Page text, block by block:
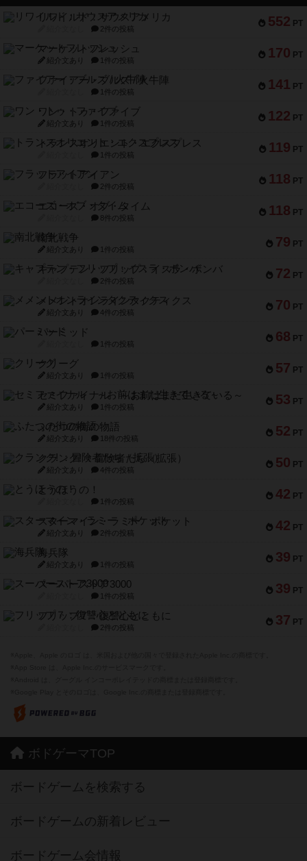
552 PT
リワイルド：サウスアメリカ
2件の投稿
170 PT
マーケットフレッシュ
紹介文あり 1件の投稿
141 PT
ファイアー・ブルズ / 火牛陣
1件の投稿
122 PT
ワン・トゥ・ファイブ
紹介文あり 1件の投稿
119 PT
トランスオリエント・エクスプレス
1件の投稿
118 PT
フラットアイアン
2件の投稿
118 PT
エコーズ・オブ・タイム
8件の投稿
79 PT
南北戦争
紹介文あり 1件の投稿
72 PT
キャプテン・フリップ：イスラ・ボンバ
2件の投稿
70 PT
メメントオンラインタクティクス
紹介文あり 4件の投稿
68 PT
パーミッド
1件の投稿
57 PT
クリーグ
紹介文あり 1件の投稿
53 PT
セミファイナル ～お前はまだ生きている～
紹介文あり 1件の投稿
52 PT
ふたつの街の物語
紹介文あり 18件の投稿
50 PT
クランク! ：冒険者たち（拡張）
紹介文あり 4件の投稿
42 PT
とうほうの！
1件の投稿
42 PT
スターマイン・ラミー ポケット
紹介文あり 2件の投稿
39 PT
海兵隊
紹介文あり 1件の投稿
39 PT
スーパーストア3000
1件の投稿
37 PT
フリップ７：復讐心とともに
2件の投稿
ボドゲーマTOP
ボードゲームを検索する
ボードゲームの新着レビュー
ボードゲーム会情報